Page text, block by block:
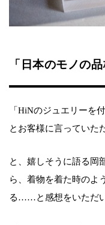
「日本のモノの
「HiNのジュエリーを
とお客様に言っていた
と、嬉しそうに語る岡
ら、着物を着た時のよ
る……と感想をいただい